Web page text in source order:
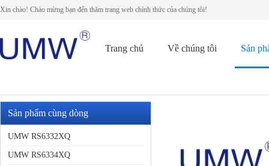
Xin chào! Chào mừng bạn đến thăm trang web chính thức của chúng tôi!
Trang chủ Về chúng tôi Sản
Sản phẩm cùng dòng
UMW RS6332XQ
UMW RS6334XQ